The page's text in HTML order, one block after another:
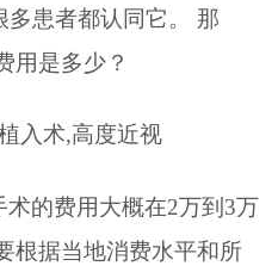
多患者都认同它。 那
用是多少？
的费用大概在2万到3万
根据当地消费水平和所